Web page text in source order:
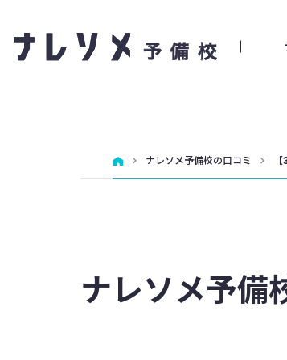
ナレソメ予備校の口コミ
ナレソメ予備